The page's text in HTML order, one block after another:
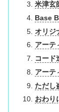
米津玄
Base
オリジ
アーテ
コード
アーテ
ただし
おわり